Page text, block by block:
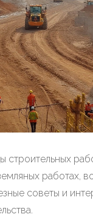
строительных
работах,
советы и